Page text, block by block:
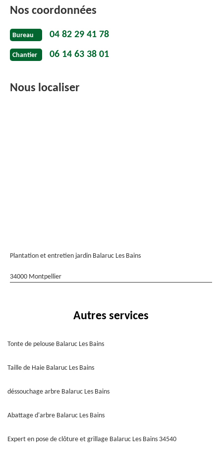
Nos coordonnées
Bureau 04 82 29 41 78
Chantier 06 14 63 38 01
Nous localiser
Plantation et entretien jardin Balaruc Les Bains
34000 Montpellier
Autres services
Tonte de pelouse Balaruc Les Bains
Taille de Haie Balaruc Les Bains
déssouchage arbre Balaruc Les Bains
Abattage d'arbre Balaruc Les Bains
Expert en pose de clôture et grillage Balaruc Les Bains 34540